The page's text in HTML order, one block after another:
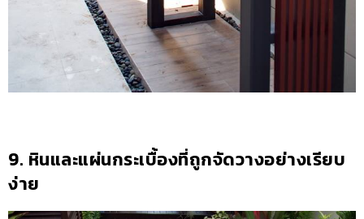
9. หินและแผ่นกระเบื้องที่ถูกจัดวางอย่างเรียบ
ง่าย